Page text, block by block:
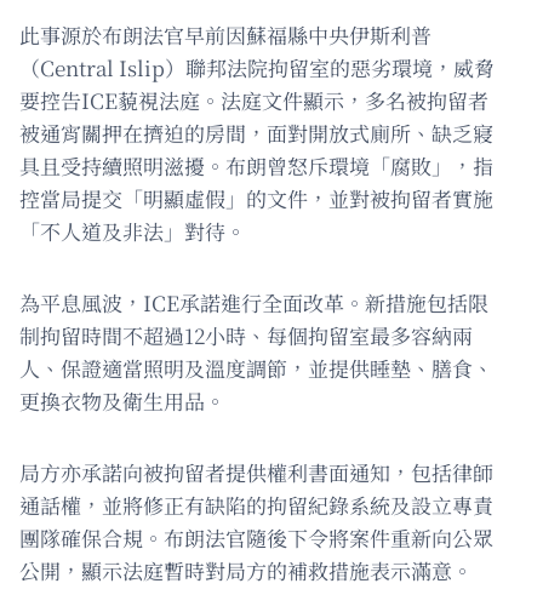
此事源於布朗法官早前因蘇福縣中央伊斯利普
（Central Islip）聯邦法院拘留室的惡劣環境，威脅
要控告ICE藐視法庭。法庭文件顯示，多名被拘留者
被通宵關押在擠迫的房間，面對開放式廁所、缺乏寢
具且受持續照明滋擾。布朗曾怒斥環境「腐敗」，指
控當局提交「明顯虛假」的文件，並對被拘留者實施
「不人道及非法」對待。
為平息風波，ICE承諾進行全面改革。新措施包括限
制拘留時間不超過12小時、每個拘留室最多容納兩
人、保證適當照明及溫度調節，並提供睡墊、膳食、
更換衣物及衛生用品。
局方亦承諾向被拘留者提供權利書面通知，包括律師
通話權，並將修正有缺陷的拘留紀錄系統及設立專責
團隊確保合規。布朗法官隨後下令將案件重新向公眾
公開，顯示法庭暫時對局方的補救措施表示滿意。